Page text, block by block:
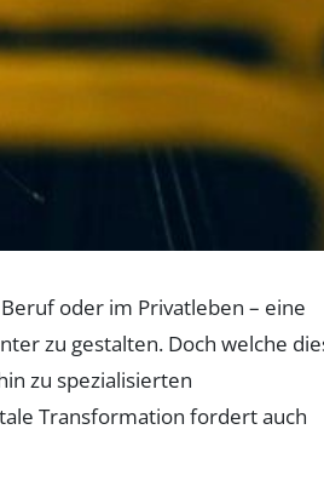
oder im Privatleben – eine
zu gestalten. Doch welche
zu spezialisierten
Transformation fordert auch